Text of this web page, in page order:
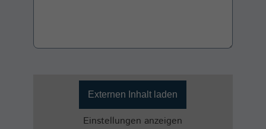
Externen Inhalt laden
Einstellungen anzeigen